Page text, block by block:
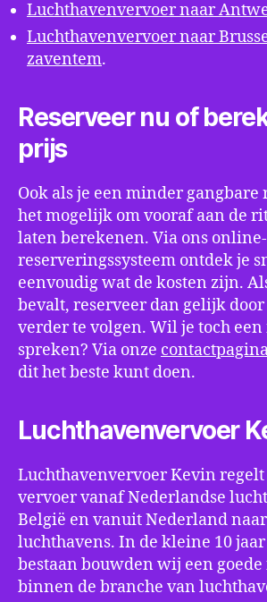
Luchthavenvervoer naar
Luchthavenvervoer naar
zaventem.
Reserveer nu of
prijs
Ook als je een minder gangbare
het mogelijk om vooraf aan de
laten berekenen. Via ons online-
reserveringssysteem ontdek je
eenvoudig wat de kosten zijn.
bevalt, reserveer dan gelijk door
verder te volgen. Wil je toch
spreken? Via onze
dit het beste kunt doen.
Luchthavenvervoer
Luchthavenvervoer Kevin regelt
vervoer vanaf Nederlandse
België en vanuit Nederland
luchthavens. In de kleine 10
bestaan bouwden wij een goede
binnen de branche van